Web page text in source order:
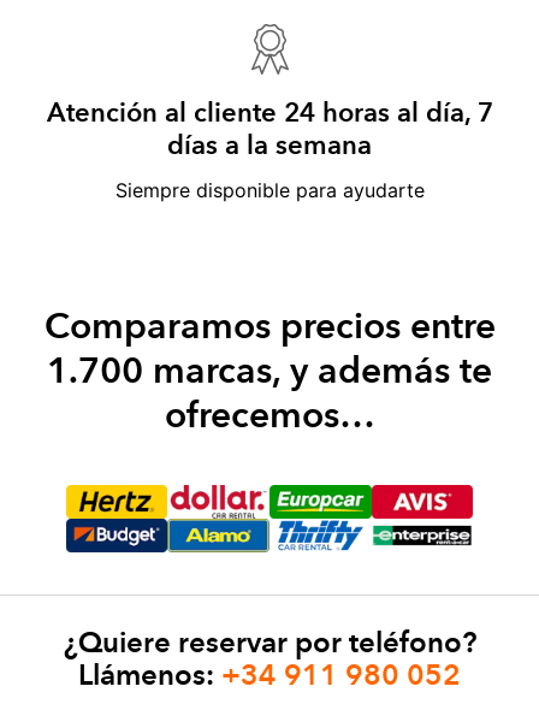
Atención al cliente 24 horas al día, 7
días a la semana
Siempre disponible para ayudarte
Comparamos precios entre
1.700 marcas, y además te
ofrecemos…
¿Quiere reservar por teléfono?
Llámenos: +34 911 980 052